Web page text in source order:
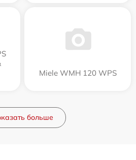
Miele WMH 120 WPS
больше